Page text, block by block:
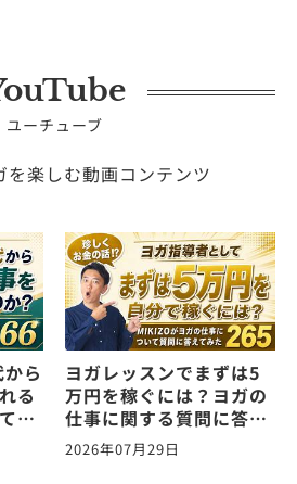
ユーチューブ
を楽しむ動画コンテンツ
ら
る
み
る
ヨガレッスンでまずは5
万円を稼ぐには？ヨガの
仕事に関する質問に答え
ます！vol.265
2026年07月29日